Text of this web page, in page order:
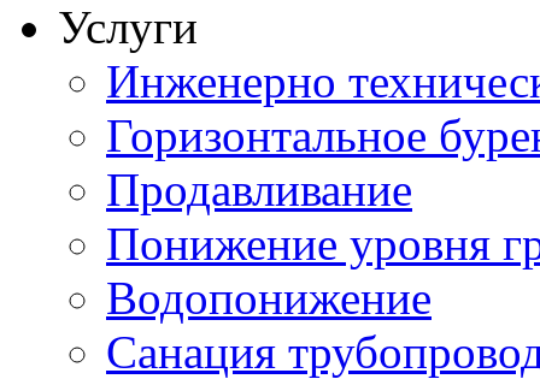
Услуги
Инженерно
Горизонтальное
Продавливание
Понижение уровня
Водопонижение
Санация